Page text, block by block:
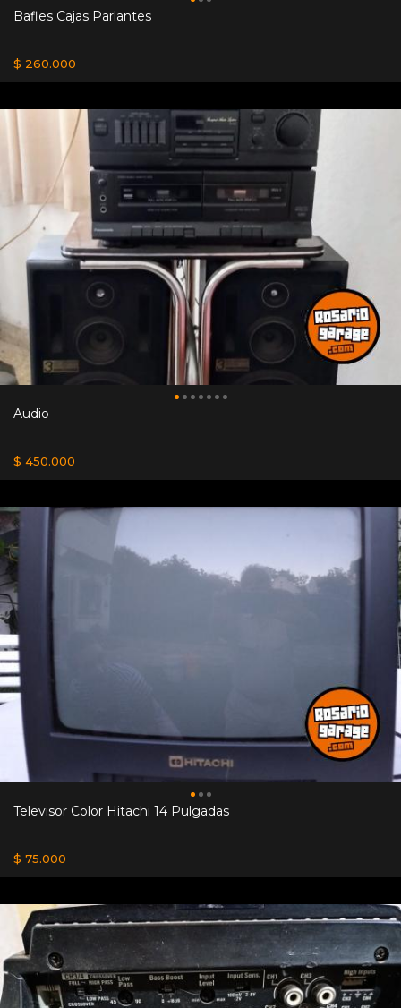
Bafles Cajas Parlantes
$ 260.000
Audio
$ 450.000
Televisor Color Hitachi 14 Pulgadas
$ 75.000